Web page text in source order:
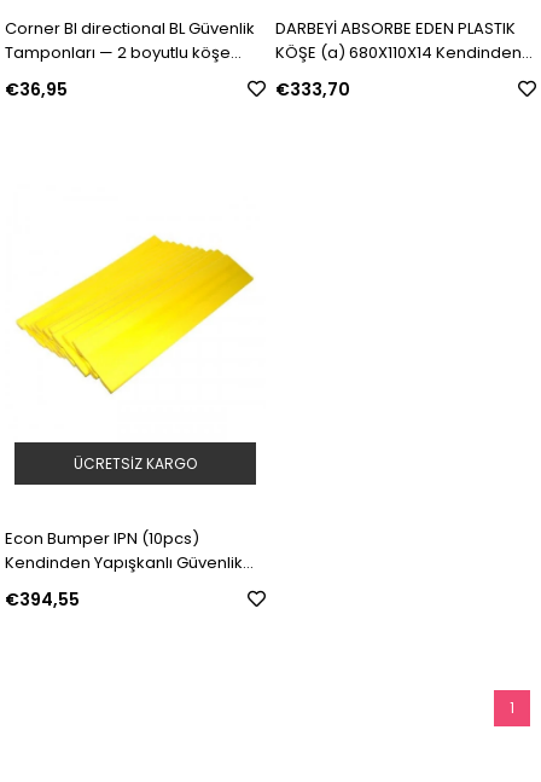
Corner BI directional BL Güvenlik
Tamponları — 2 boyutlu köşe
Y513161
€36,95
DARBEYİ ABSORBE EDEN PLASTIK
KÖŞE (a) 680X110X14 Kendinden
— Köşe (a) | Model: 225022 | SKU:
€333,70
Econ Bumper IPN (10pcs)
Kendinden Yapışkanlı Güvenlik
Tamponları — Kapak (c) | Model:
225024 | SKU: Y1268200
€394,55
ÜCRETSIZ KARGO
1